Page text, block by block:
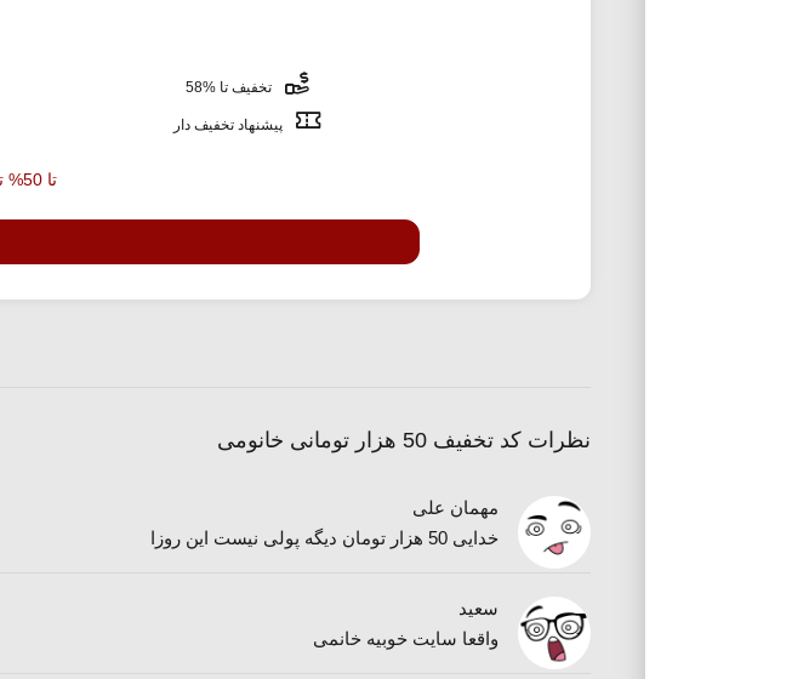
تخفیف تا %58
پیشنهاد تخفیف دار
تا 50% تخفیف در بیوتی پارتی بیوتی کد
نظرات کد تخفیف 50 هزار تومانی خانومی
مهمان علی
خدایی 50 هزار تومان دیگه پولی نیست این روزا
سعید
واقعا سایت خوبیه خانمی